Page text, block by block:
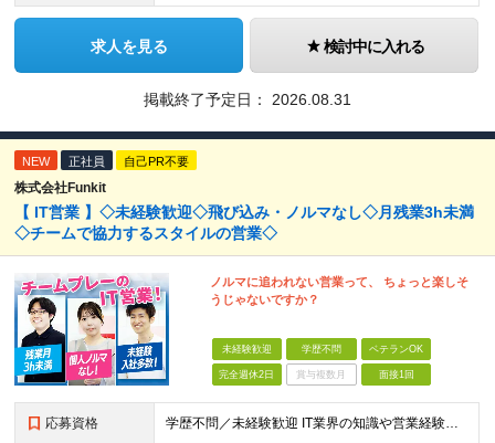
求人を見る 検討中に入れる
掲載終了予定日： 2026.08.31
NEW 正社員 自己PR不要
株式会社Funkit
【 IT営業 】◇未経験歓迎◇飛び込み・ノルマなし◇月残業3h未満
◇チームで協力するスタイルの営業◇
ノルマに追われない営業って、 ちょっと楽しそ
うじゃないですか？
未経験歓迎 学歴不問 ベテランOK
完全週休2日 賞与複数月 面接1回
応募資格 学歴不問／未経験歓迎 IT業界の知識や営業経験は問いません。 大切にしたいのは、これまでの経歴よりも「人と話すことが好き」「チームで仕事を進めたい」という気持ちです。 ◆ こんな方とお会いしたいで